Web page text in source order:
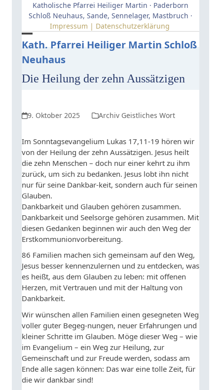
Katholische Pfarrei Heiliger Martin · Paderborn
Schloß Neuhaus, Sande, Sennelager, Mastbruch ·
Impressum | Datenschutzerklärung
Kath. Pfarrei Heiliger Martin Schloß
Neuhaus
Open
mobile
menu
Close
mobile
menu
Die Heilung der zehn Aussätzigen
9. Oktober 2025 Archiv Geistliches Wort
Im Sonntagsevangelium Lukas 17,11-19 hören wir
von der Heilung der zehn Aussätzigen. Jesus heilt
die zehn Menschen – doch nur einer kehrt zu ihm
zurück, um sich zu bedanken. Jesus lobt ihn nicht
nur für seine Dankbar-keit, sondern auch für seinen
Glauben.
Dankbarkeit und Glauben gehören zusammen.
Dankbarkeit und Seelsorge gehören zusammen. Mit
diesen Gedanken beginnen wir auch den Weg der
Erstkommunionvorbereitung.
86 Familien machen sich gemeinsam auf den Weg,
Jesus besser kennenzulernen und zu entdecken, was
es heißt, aus dem Glauben zu leben: mit offenen
Herzen, mit Vertrauen und mit der Haltung von
Dankbarkeit.
Wir wünschen allen Familien einen gesegneten Weg
voller guter Begeg-nungen, neuer Erfahrungen und
kleiner Schritte im Glauben. Möge dieser Weg – wie
im Evangelium – ein Weg zur Heilung, zur
Gemeinschaft und zur Freude werden, sodass am
Ende alle sagen können: Das war eine tolle Zeit, für
die wir dankbar sind!